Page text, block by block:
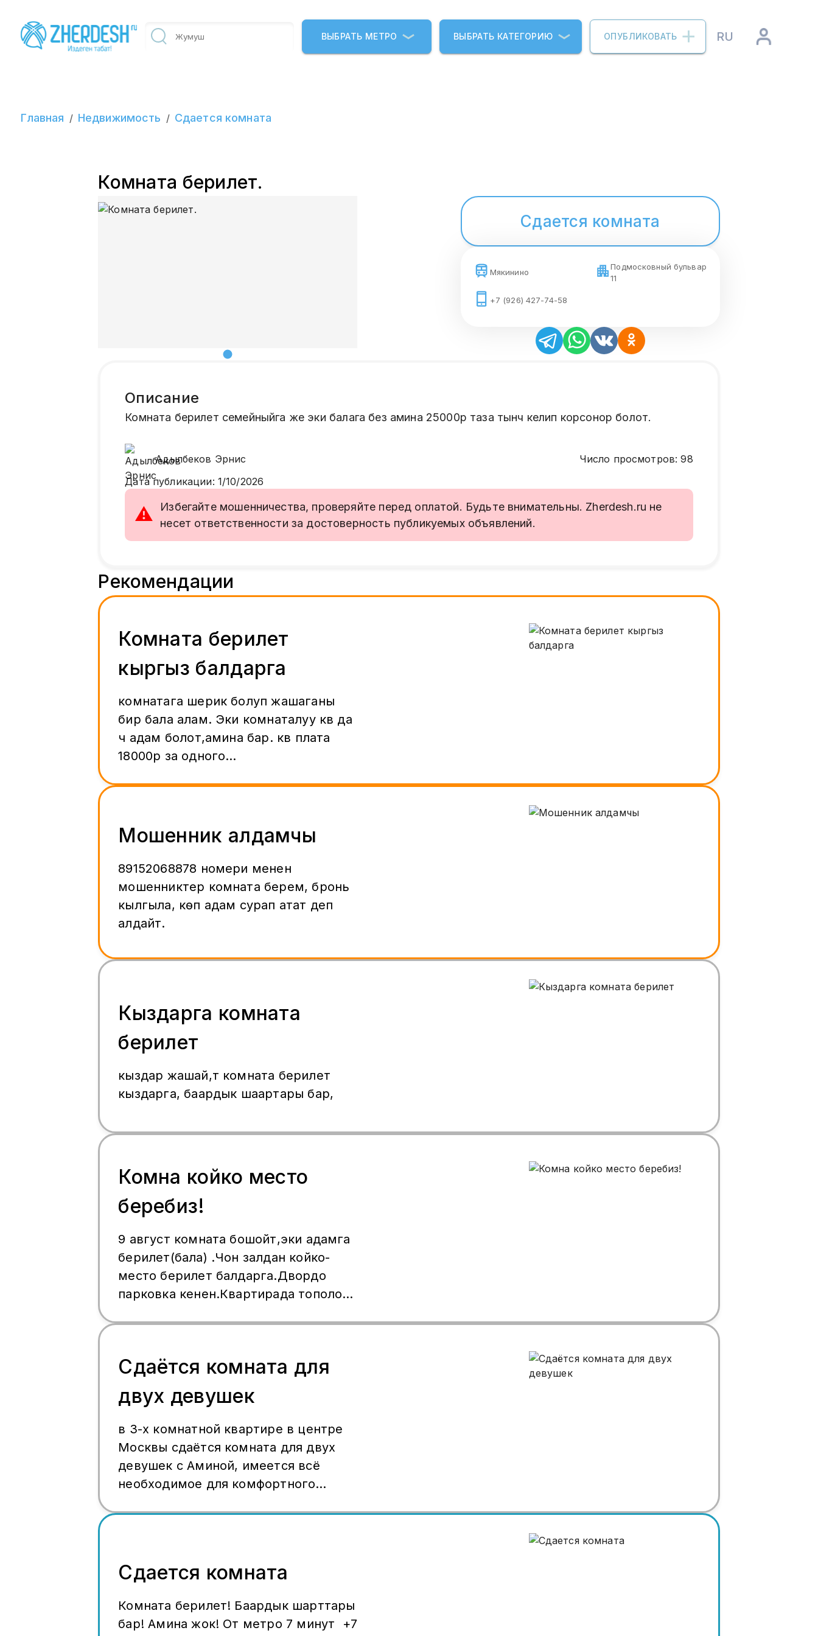
ВЫБРАТЬ МЕТРО ВЫБРАТЬ КАТЕГОРИЮ ОПУБЛИКОВАТЬ RU
Главная / Недвижимость / Сдается комната
Комната берилет.
Сдается комната
Мякинино
Подмосковный бульвар
11
+7 (926) 427-74-58
Описание
Комната берилет семейныйга же эки балага без амина 25000р таза тынч келип корсонор болот.
Адылбеков Эрнис Число просмотров:98
Дата публикации: 1/10/2026
⚠
Избегайте мошенничества, проверяйте перед оплатой. Будьте внимательны. Zherdesh.ru не
несет ответственности за достоверность публикуемых объявлений.
Рекомендации
Комната берилет
кыргыз балдарга
комнатага шерик болуп жашаганы
бир бала алам. Эки комнаталуу кв да
үч адам болот,амина бар. кв плата
18000р за одного
Мошенник алдамчы
89152068878 номери менен
мошенниктер комната берем, бронь
кылгыла, көп адам сурап атат деп
алдайт.
Кыздарга комната
берилет
кыздар жашай,т комната берилет
кыздарга, баардык шаартары бар,
Комна койко место
беребиз!
9 август комната бошойт,эки адамга
берилет(бала) .Чон залдан койко-
место берилет балдарга.Двордо
парковка кенен.Квартирада тополон
Сдаётся комната для
двух девушек
в 3-х комнатной квартире в центре
Москвы сдаётся комната для двух
девушек с Аминой, имеется всё
необходимое для комфортного
Сдается комната
Комната берилет! Баардык шарттары
бар! Амина жок! От метро 7 минут +7